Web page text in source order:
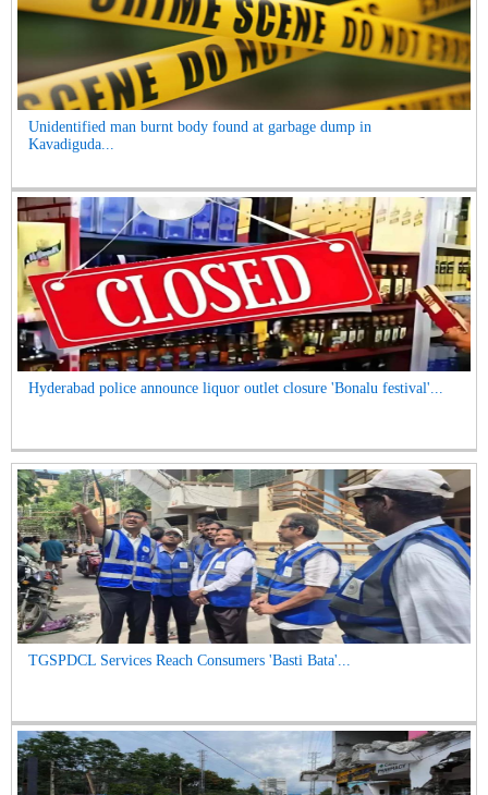
Unidentified man burnt body found at garbage dump in
Kavadiguda...
Hyderabad police announce liquor outlet closure 'Bonalu festival'...
TGSPDCL Services Reach Consumers 'Basti Bata'...